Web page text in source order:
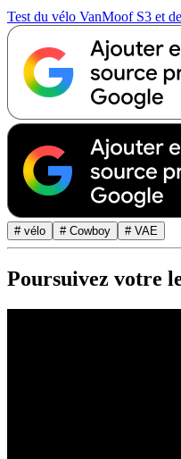
Test du vélo VanMoof S3 et
# vélo # Cowboy # VAE
Poursuivez votre